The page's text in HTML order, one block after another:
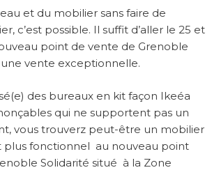
et du mobilier sans faire de
c’est possible. Il suffit d’aller le 25 et
point de vente de Grenoble
vente exceptionnelle.
des bureaux en kit façon Ikeéa
qui ne supportent pas un
vous trouverz peut-être un mobilier
plus fonctionnel au nouveau point
Solidarité situé à la Zone